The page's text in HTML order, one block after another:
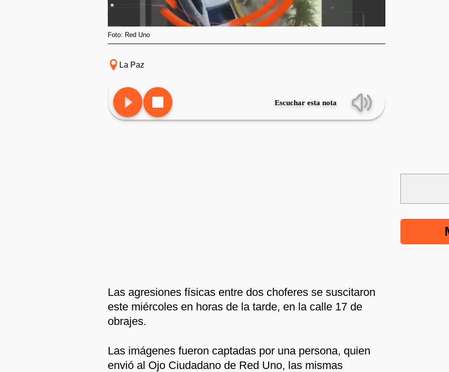
Foto: Red Uno
La Paz
Escuchar esta nota
Las agresiones físicas entre dos choferes se suscitaron
este miércoles en horas de la tarde, en la calle 17 de
obrajes.
Las imágenes fueron captadas por una persona, quien
envió al Ojo Ciudadano de Red Uno, las mismas